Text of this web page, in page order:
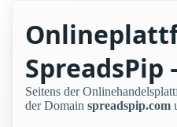
SpreadsPip
Seitens der
der Domain spreadspip.com